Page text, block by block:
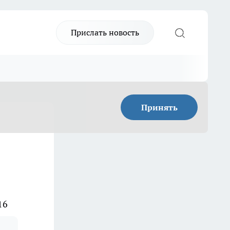
Прислать новость
Принять